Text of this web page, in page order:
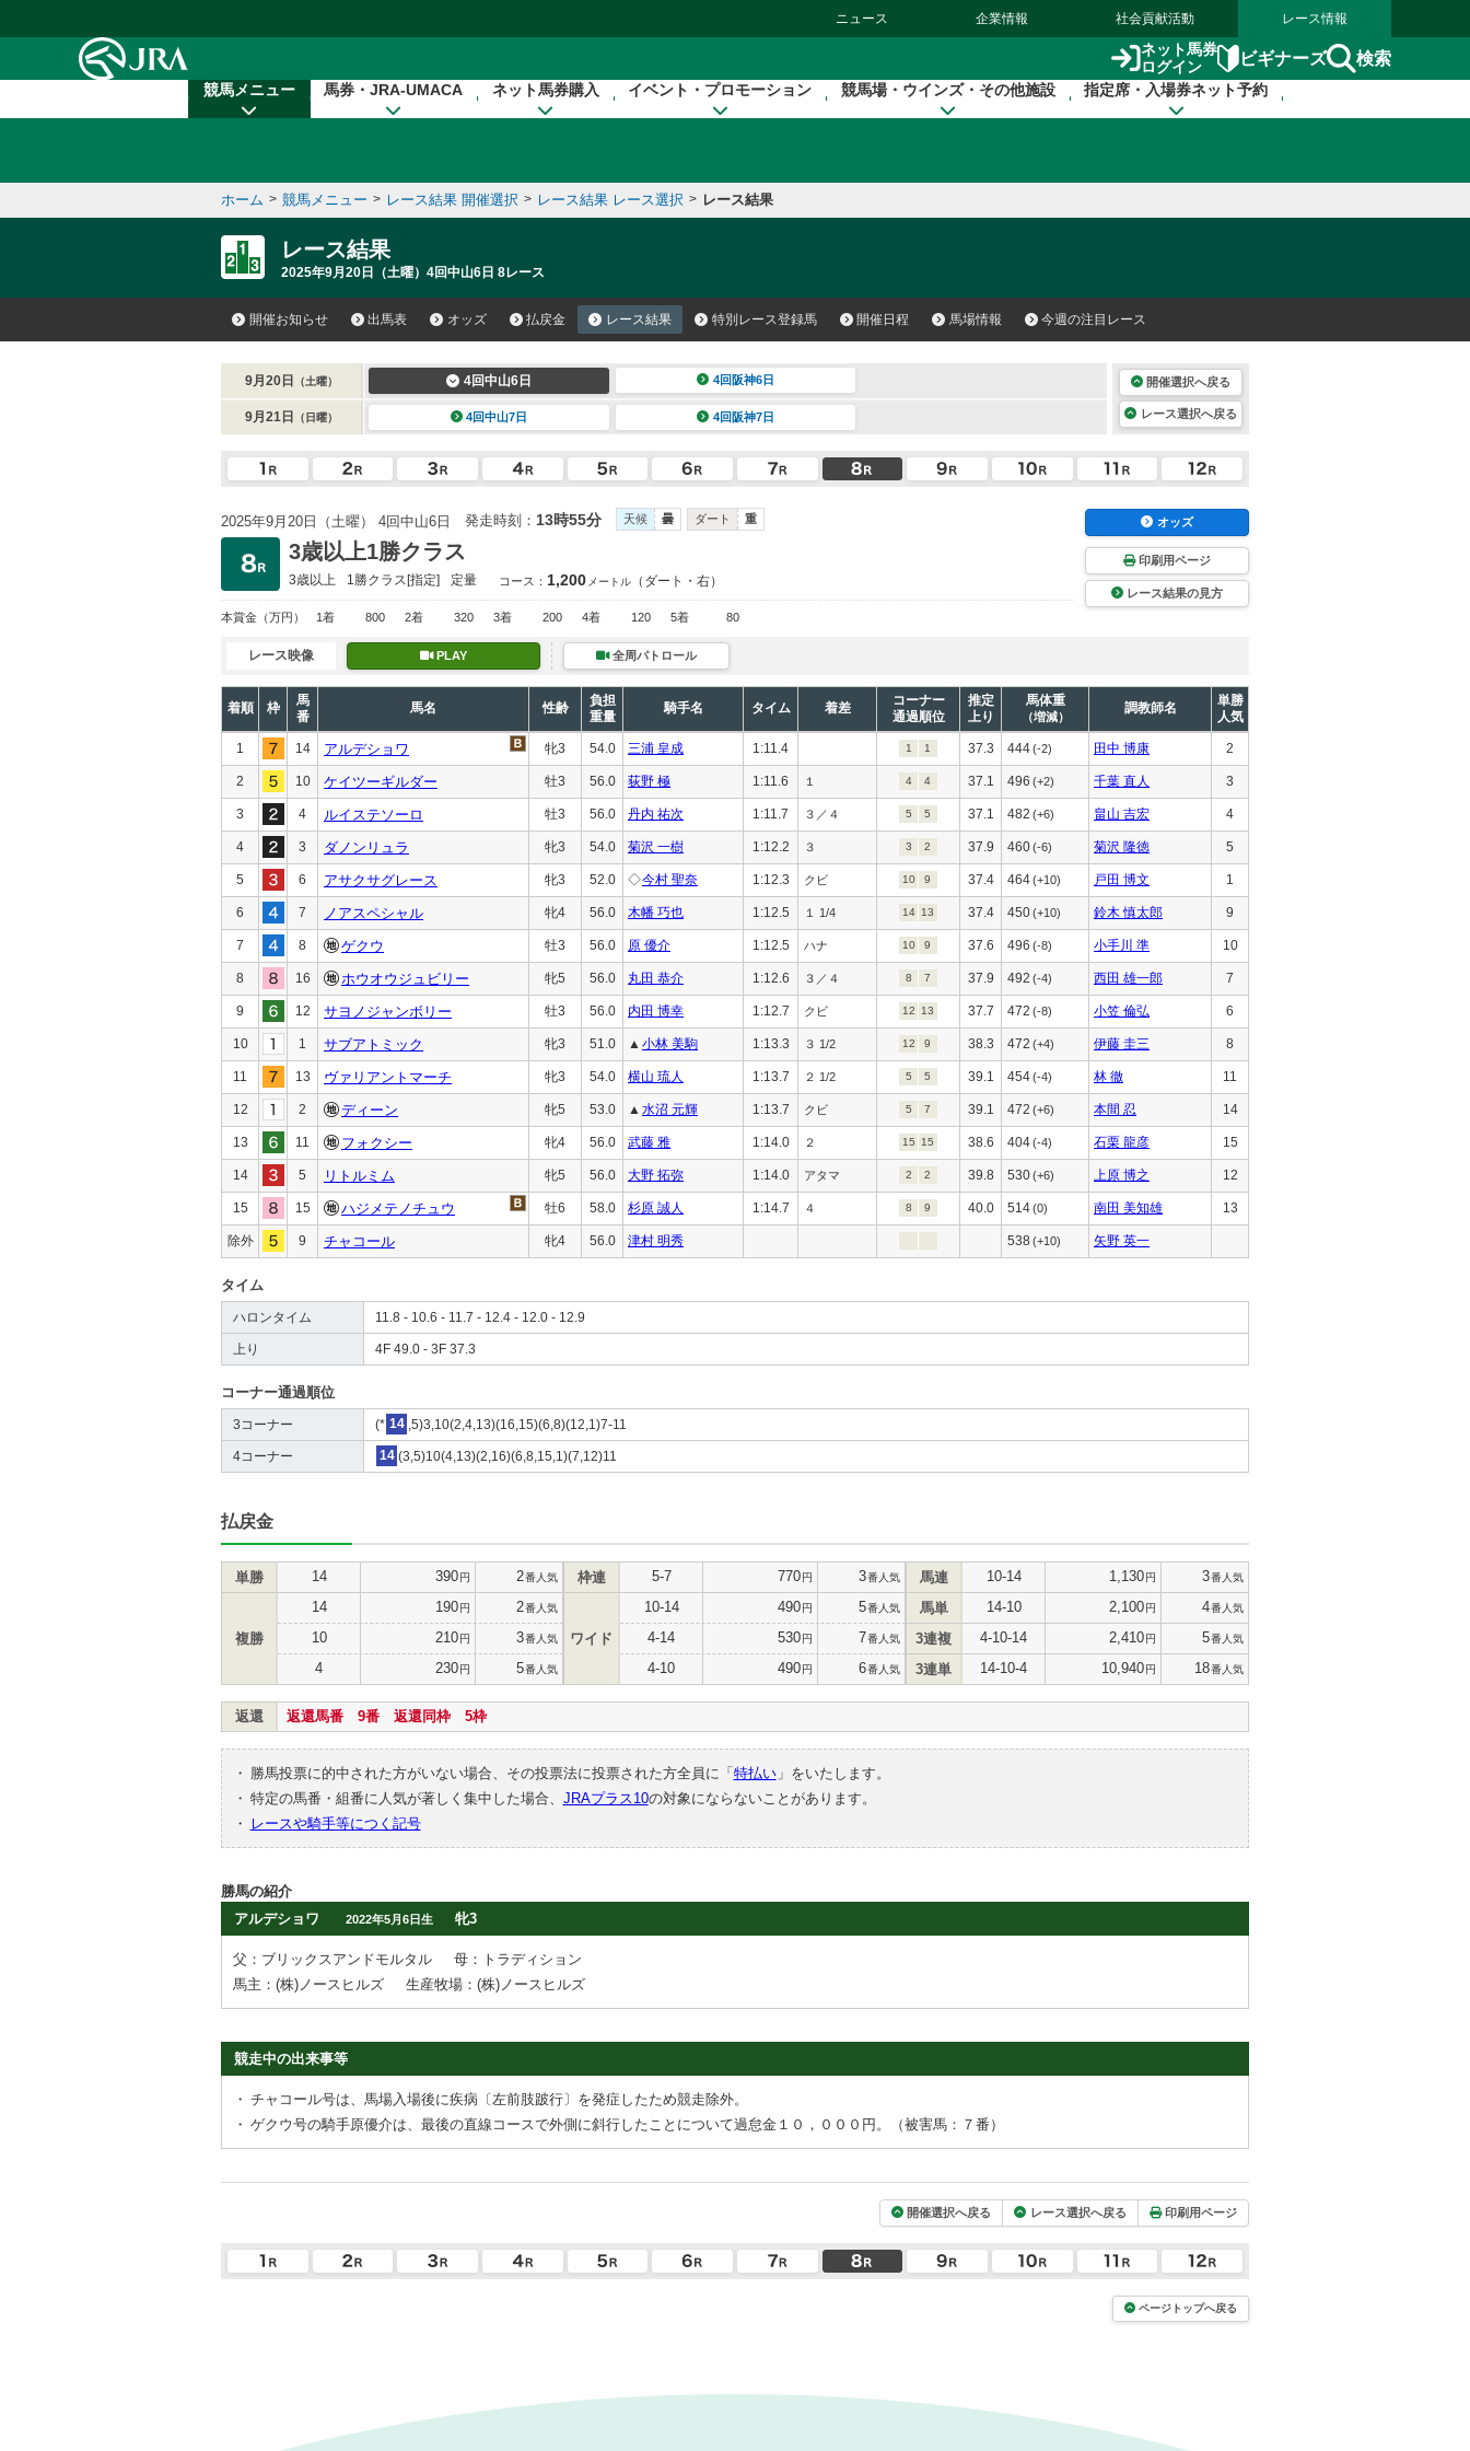
ニュース 企業情報 社会貢献活動 レース情報
ネット馬券
ログイン
ビギナーズ 検索
競馬メニュー 馬券・JRA-UMACA ネット馬券購入 イベント・プロモーション 競馬場・ウインズ・その他施設 指定席・入場券ネット予約
ホーム > 競馬メニュー > レース結果 開催選択 > レース結果 レース選択 > レース結果
レース結果
2025年9月20日（土曜）4回中山6日 8レース
開催お知らせ 出馬表 オッズ 払戻金 レース結果 特別レース登録馬 開催日程 馬場情報 今週の注目レース
9月20日 （土曜） 4回中山6日 4回阪神6日
9月21日 （日曜） 4回中山7日 4回阪神7日
開催選択へ戻る
レース選択へ戻る
2025年9月20日（土曜） 4回中山6日 発走時刻： 13時55分 天候 曇 ダート 重
3歳以上1勝クラス
3歳以上 1勝クラス[指定] 定量 コース： 1,200 メートル （ダート・右）
本賞金 （万円） 1着 800 2着 320 3着 200 4着 120 5着 80
オッズ
印刷用ページ
レース結果の見方
レース映像 PLAY 全周パトロール
着順 枠
馬
番
馬名 性齢
負担
重量
騎手名 タイム 着差
コーナー
通過順位
推定
上り
馬体重
（増減）
調教師名
単勝
人気
1 14 アルデショワ 牝3 54.0 三浦 皇成 1:11.4 1 1 37.3 444(-2) 田中 博康 2
2 10 ケイツーギルダー 牡3 56.0 荻野 極 1:11.6 １ 4 4 37.1 496 (+2) 千葉 直人 3
3 4 ルイステソーロ 牡3 56.0 丹内 祐次 1:11.7 ３／４ 5 5 37.1 482 (+6) 畠山 吉宏 4
4 3 ダノンリュラ 牝3 54.0 菊沢 一樹 1:12.2 ３ 3 2 37.9 460(-6) 菊沢 隆徳 5
5 6 アサクサグレース 牝3 52.0 ◇今村 聖奈 1:12.3 クビ 10 9 37.4 464(+10) 戸田 博文 1
6 7 ノアスペシャル 牝4 56.0 木幡 巧也 1:12.5 １ 1/4 14 13 37.4 450(+10) 鈴木 慎太郎 9
7 8 ゲクウ 牡3 56.0 原 優介 1:12.5 ハナ 10 9 37.6 496 (-8) 小手川 準 10
8 16 ホウオウジュビリー 牝5 56.0 丸田 恭介 1:12.6 ３／４ 8 7 37.9 492 (-4) 西田 雄一郎 7
9 12 サヨノジャンボリー 牡3 56.0 内田 博幸 1:12.7 クビ 12 13 37.7 472 (-8) 小笠 倫弘 6
10 1 サブアトミック 牝3 51.0 ▲ 小林 美駒 1:13.3 ３ 1/2 12 9 38.3 472 (+4) 伊藤 圭三 8
11 13 ヴァリアントマーチ 牝3 54.0 横山 琉人 1:13.7 ２ 1/2 5 5 39.1 454(-4) 林 徹 11
12 2 ディーン 牝5 53.0 ▲ 水沼 元輝 1:13.7 クビ 5 7 39.1 472 (+6) 本間 忍 14
13 11 フォクシー 牝4 56.0 武藤 雅 1:14.0 ２ 15 15 38.6 404(-4) 石栗 龍彦 15
14 5 リトルミム 牝5 56.0 大野 拓弥 1:14.0 アタマ 2 2 39.8 530(+6) 上原 博之 12
15 15 ハジメテノチュウ 牡6 58.0 杉原 誠人 1:14.7 ４ 8 9 40.0 514(0) 南田 美知雄 13
除外 9 チャコール 牝4 56.0 津村 明秀 538 (+10) 矢野 英一
タイム
ハロンタイム 11.8 - 10.6 - 11.7 - 12.4 - 12.0 - 12.9
上り 4F 49.0 - 3F 37.3
コーナー通過順位
3コーナー (* 14 ,5)3,10(2,4,13)(16,15)(6,8)(12,1)7-11
4コーナー 14 (3,5)10(4,13)(2,16)(6,8,15,1)(7,12)11
払戻金
単勝 14 390円 2番人気
複勝
14 190円 2番人気
10 210円 3番人気
4 230円 5番人気
枠連 5-7 770円 3番人気
ワイド
10-14 490円 5番人気
4-14 530円 7番人気
4-10 490円 6番人気
馬連 10-14 1,130円 3番人気
馬単 14-10 2,100円 4番人気
3連複 4-10-14 2,410円 5番人気
3連単 14-10-4 10,940円 18番人気
返還 返還馬番 9番 返還同枠 5枠
・ 勝馬投票に的中された方がいない場合、その投票法に投票された方全員に「 特払い」をいたします。
・ 特定の馬番・組番に人気が著しく集中した場合、 JRAプラス10の対象にならないことがあります。
・
レースや騎手等につく記号
勝馬の紹介
アルデショワ
2022年5月6日生 牝3
父：ブリックスアンドモルタル
母：トラディション
馬主：(株)ノースヒルズ
生産牧場：(株)ノースヒルズ
競走中の出来事等
・ チャコール号は、馬場入場後に疾病〔左前肢跛行〕を発症したため競走除外。
・ ゲクウ号の騎手原優介は、最後の直線コースで外側に斜行したことについて過怠金１０，０００円。（被害馬：７番）
開催選択へ戻る レース選択へ戻る 印刷用ページ
ページトップへ戻る